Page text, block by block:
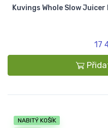
Kuvings Whole Slow
17
NABITÝ KOŠÍK